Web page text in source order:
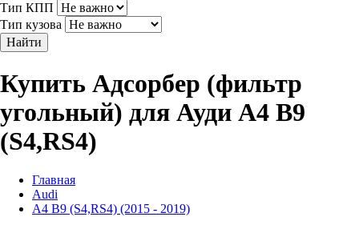
Тип КПП
Тип кузова
Найти
Купить Адсорбер (фильтр
угольный) для Ауди A4 B9
(S4,RS4)
Главная
Audi
A4 B9 (S4,RS4) (2015 - 2019)